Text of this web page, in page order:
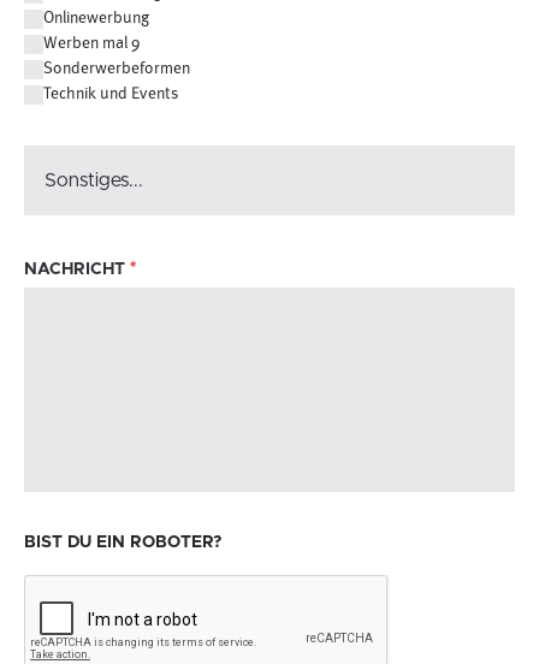
Onlinewerbung
Werben mal 9
Sonderwerbeformen
Technik und Events
NACHRICHT *
BIST DU EIN ROBOTER?